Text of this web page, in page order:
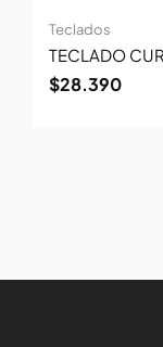
Teclados
TECLADO
$28.390